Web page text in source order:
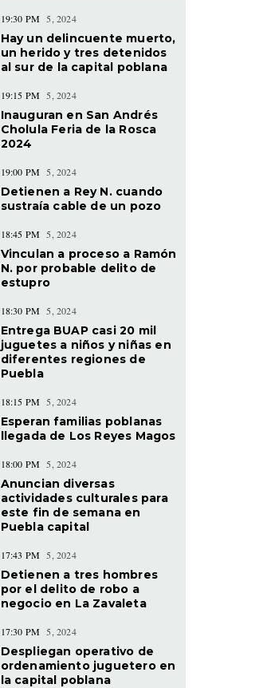
19:30 PM 5, 2024
Hay un delincuente muerto,
un herido y tres detenidos
al sur de la capital poblana
19:15 PM 5, 2024
Inauguran en San Andrés
Cholula Feria de la Rosca
2024
19:00 PM 5, 2024
Detienen a Rey N. cuando
sustraía cable de un pozo
18:45 PM 5, 2024
Vinculan a proceso a Ramón
N. por probable delito de
estupro
18:30 PM 5, 2024
Entrega BUAP casi 20 mil
juguetes a niños y niñas en
diferentes regiones de
Puebla
18:15 PM 5, 2024
Esperan familias poblanas
llegada de Los Reyes Magos
18:00 PM 5, 2024
Anuncian diversas
actividades culturales para
este fin de semana en
Puebla capital
17:43 PM 5, 2024
Detienen a tres hombres
por el delito de robo a
negocio en La Zavaleta
17:30 PM 5, 2024
Despliegan operativo de
ordenamiento juguetero en
la capital poblana